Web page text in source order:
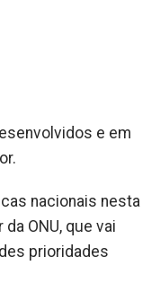
e em
nacionais nesta
ONU, que vai
prioridades